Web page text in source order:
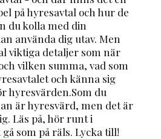
på hyresavtal och hur de
du kolla med din
använda dig utav. Men
viktiga detaljer som när
vilken summa, vad som
och känna sig
hyresvärden.Som du
är hyresvärd, men det är
Läs på, hör runt i
som på räls. Lycka till!